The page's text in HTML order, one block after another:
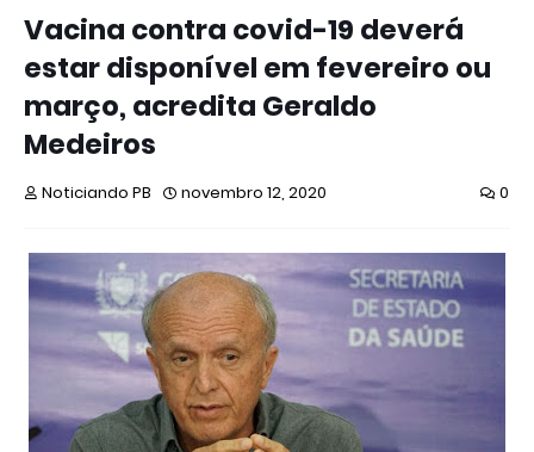
Vacina contra covid-19 deverá
estar disponível em fevereiro ou
março, acredita Geraldo
Medeiros
Noticiando PB novembro 12, 2020 0